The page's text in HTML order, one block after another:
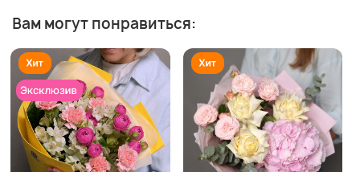
Вам могут понравиться: